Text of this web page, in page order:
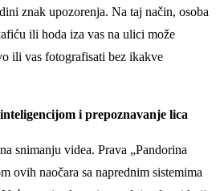
znak upozorenja. Na taj način, osoba
ili hoda iza vas na ulici može
ili vas fotografisati bez ikakve
i prepoznavanje lica
snimanju videa. Prava „Pandorina
ovih naočara sa naprednim sistemima